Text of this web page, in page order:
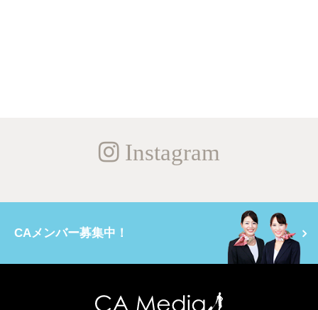
Instagram
CAメンバー募集中！